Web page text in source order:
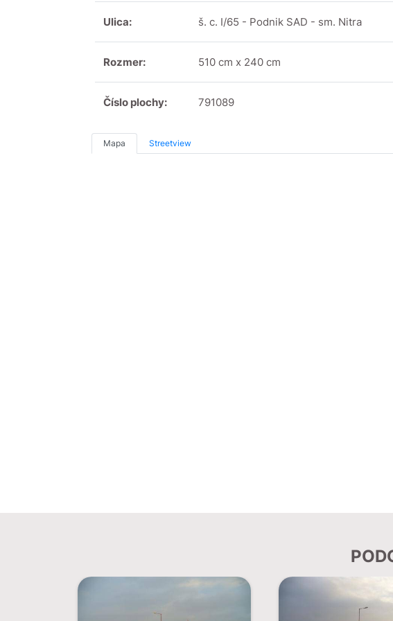
Ulica: š. c. I/65 - Podnik SAD - sm. Nitra
Rozmer: 510 cm x 240 cm
Číslo plochy: 791089
Mapa Streetview